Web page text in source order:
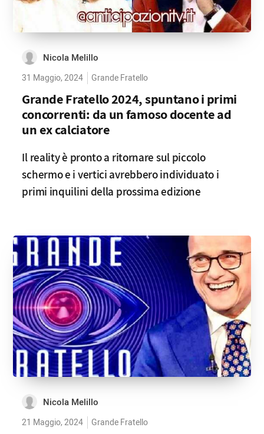
Nicola Melillo
31 Maggio, 2024 Grande Fratello
Grande Fratello 2024, spuntano i primi
concorrenti: da un famoso docente ad
un ex calciatore
Il reality è pronto a ritornare sul piccolo
schermo e i vertici avrebbero individuato i
primi inquilini della prossima edizione
Nicola Melillo
21 Maggio, 2024 Grande Fratello